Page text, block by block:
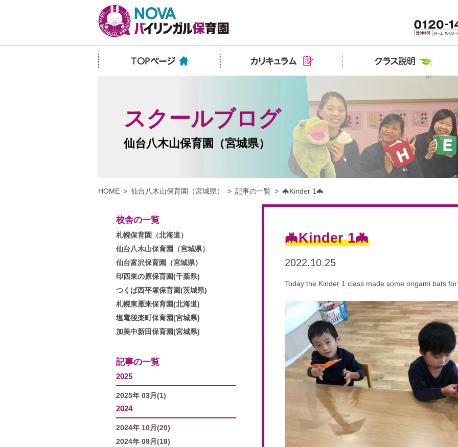
スクールブログ
仙台八木山保育園（宮城県）
HOME 仙台八木山保育園（宮城県） 記事の一覧 🦇Kinder 1🦇
校舎の一覧
札幌保育園（北海道）
仙台八木山保育園（宮城県）
仙台富沢保育園（宮城県）
印西東の原保育園(千葉県)
つくば西平塚保育園(茨城県)
札幌東雁来保育園(北海道)
塩竃後楽町保育園(宮城県)
加美中新田保育園(宮城県)
記事の一覧
2025
2025年 03月(1)
2024
2024年 10月(20)
2024年 09月(18)
🦇Kinder 1🦇
2022.10.25
Today the Kinder 1 class made some origami bats